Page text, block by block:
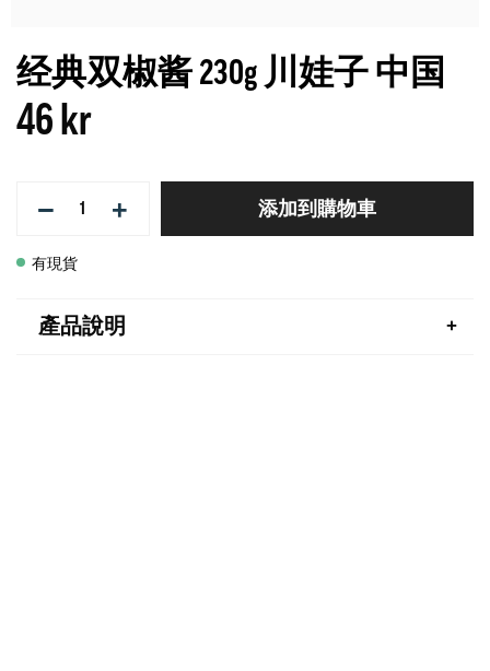
经典双椒酱 230g 川娃子 中国
46 kr
− + 添加到購物車
有現貨
產品說明